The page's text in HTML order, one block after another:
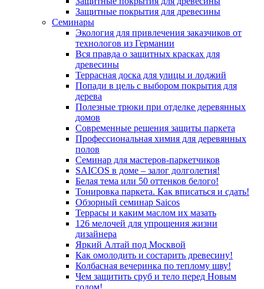
Защитные покрытия для древесины
Семинары
Экология для привлечения заказчиков от
технологов из Германии
Вся правда о защитных красках для
древесины
Террасная доска для улицы и лоджий
Попади в цель с выбором покрытия для
дерева
Полезные трюки при отделке деревянных
домов
Современные решения защиты паркета
Профессиональная химия для деревянных
полов
Семинар для мастеров-паркетчиков
SAICOS в доме – залог долголетия!
Белая тема или 50 оттенков белого!
Тонировка паркета. Как вписаться и сдать!
Обзорный семинар Saicos
Террасы и каким маслом их мазать
126 мелочей для упрощения жизни
дизайнера
Яркий Алтай под Москвой
Как омолодить и состарить древесину!
Колбасная вечеринка по теплому шву!
Чем защитить сруб и тело перед Новым
годом!